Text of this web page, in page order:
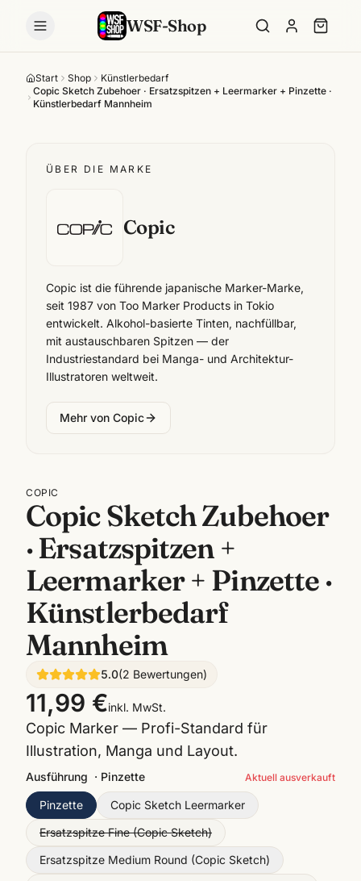
WSF-Shop
Start Shop
Künstlerbedarf
Copic Sketch Zubehoer · Ersatzspitzen + Leermarker + Pinzette ·
Künstlerbedarf Mannheim
ÜBER DIE MARKE
Copic
Copic ist die führende japanische Marker-Marke,
seit 1987 von Too Marker Products in Tokio
entwickelt. Alkohol-basierte Tinten, nachfüllbar,
mit austauschbaren Spitzen — der
Industriestandard bei Manga- und Architektur-
Illustratoren weltweit.
Mehr von Copic
COPIC
Copic Sketch Zubehoer
· Ersatzspitzen +
Leermarker + Pinzette ·
Künstlerbedarf
Mannheim
5.0(2 Bewertungen)
11,99 €inkl. MwSt.
Copic Marker — Profi-Standard für
Illustration, Manga und Layout.
Ausführung · Pinzette Aktuell ausverkauft
Pinzette
Copic Sketch Leermarker
Ersatzspitze Fine (Copic Sketch)
Ersatzspitze Medium Round (Copic Sketch)